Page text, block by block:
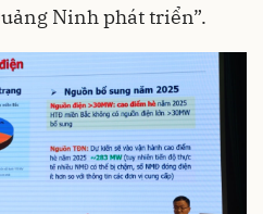
Ninh phát triển”.